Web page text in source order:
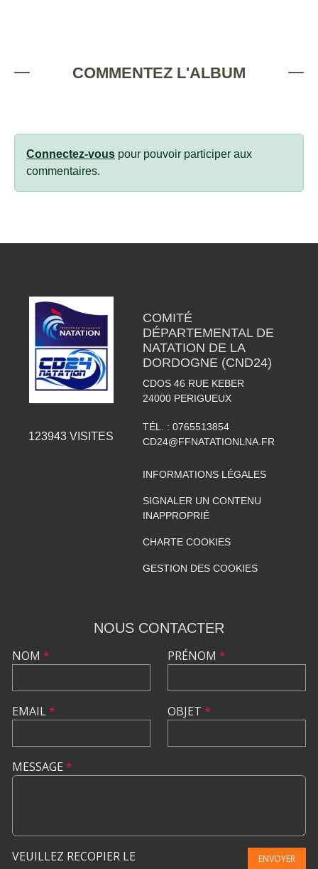
COMMENTEZ L'ALBUM
Connectez-vous pour pouvoir participer aux
commentaires.
123943 VISITES
COMITÉ
DÉPARTEMENTAL DE
NATATION DE LA
DORDOGNE (CND24)
CDOS 46 RUE KEBER
24000 PERIGUEUX
TÉL. : 0765513854
CD24@FFNATATIONLNA.FR
INFORMATIONS LÉGALES
SIGNALER UN CONTENU
INAPPROPRIÉ
CHARTE COOKIES
GESTION DES COOKIES
NOUS CONTACTER
NOM *
EMAIL*
PRÉNOM *
OBJET *
MESSAGE *
VEUILLEZ RECOPIER LE
ENVOYER